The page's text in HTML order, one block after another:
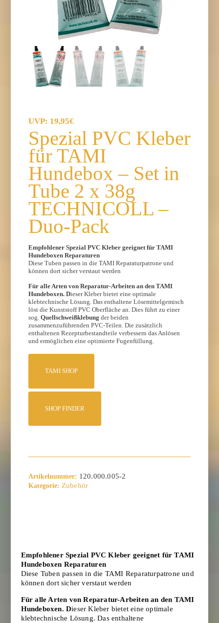
19,95€
Spezial PVC Kleber
für TAMI
Hundebox – Set in
Tube 2 x 38g
TECHNICOLL –
Duo-Pack
Empfohlener Spezial PVC Kleber geeignet für TAMI
Hundeboxen Reparaturen
Diese Tuben passen in die TAMI Reparaturpatrone und
können dort sicher verstaut werden
Für alle Arten von Reparatur-Arbeiten an den TAMI
Hundeboxen. Dieser Kleber bietet eine optimale
klebtechnische Lösung. Das enthaltene Lösemittelgemisch
löst die Kunststoff PVC Oberfläche an. Dies führt zu einer
sog. Quellschweißklebung der beiden
zusammenzuführenden PVC-Teilen. Die zusätzlich
enthaltenen Rezepturbestandteile verbessern das Anlösen
und ermöglichen eine optimierte Fugenfüllung.
TAMI SHOP
SHOP FINDER
Artikelnummer: 120.000.005-2
Kategorie: Zubehör
Empfohlener Spezial PVC Kleber geeignet für TAMI
Hundeboxen Reparaturen
Diese Tuben passen in die TAMI Reparaturpatrone und
können dort sicher verstaut werden
Für alle Arten von Reparatur-Arbeiten an den TAMI
Hundeboxen. Dieser Kleber bietet eine optimale
klebtechnische Lösung. Das enthaltene